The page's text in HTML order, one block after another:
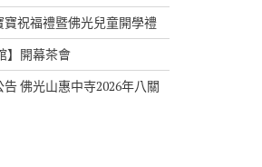
寶祝福禮暨佛光兒童開學禮
】開幕茶會
佛光山惠中寺2026年八關